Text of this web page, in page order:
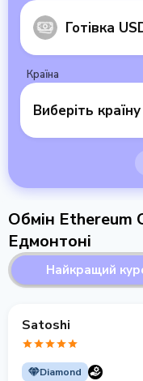
Готівка
Країна
Виберіть країну
Обмін Ethereum
Едмонтоні
Найкращий
Satoshi
Diamond